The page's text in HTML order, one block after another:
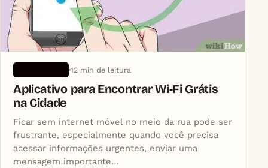
12 min de leitura
Aplicativo para Encontrar Wi‑Fi Grátis
na Cidade
Ficar sem internet móvel no meio da rua pode ser
frustrante, especialmente quando você precisa
acessar informações urgentes, enviar uma
mensagem importante…